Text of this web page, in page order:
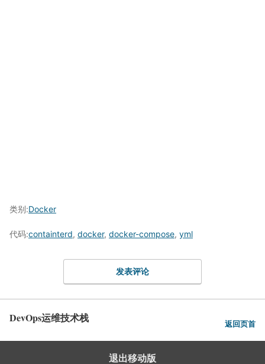
类别:Docker
代码:containterd, docker, docker-compose, yml
发表评论
DevOps运维技术栈 返回页首
退出移动版